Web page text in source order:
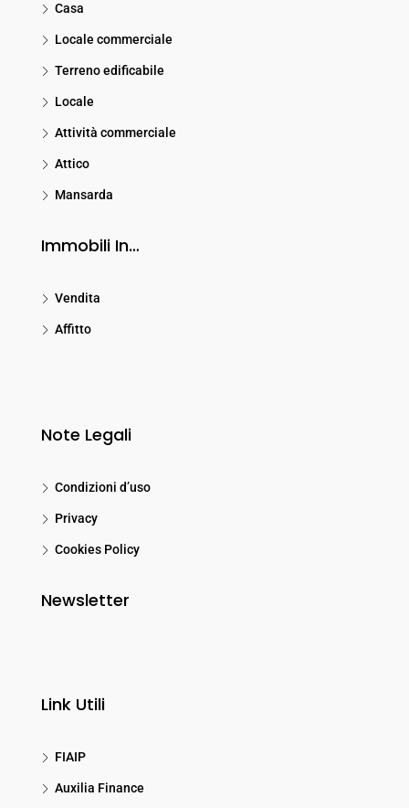
Casa
Locale commerciale
Terreno edificabile
Locale
Attività commerciale
Attico
Mansarda
Immobili In…
Vendita
Affitto
Note Legali
Condizioni d’uso
Privacy
Cookies Policy
Newsletter
Link Utili
FIAIP
Auxilia Finance